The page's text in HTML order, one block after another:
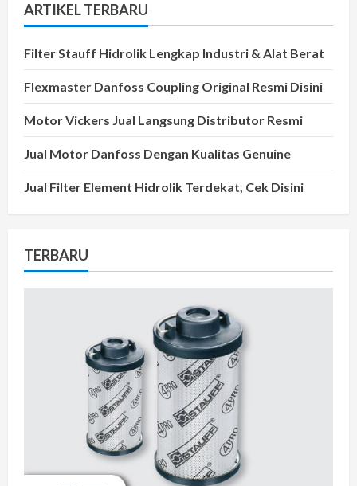
ARTIKEL TERBARU
Filter Stauff Hidrolik Lengkap Industri & Alat Berat
Flexmaster Danfoss Coupling Original Resmi Disini
Motor Vickers Jual Langsung Distributor Resmi
Jual Motor Danfoss Dengan Kualitas Genuine
Jual Filter Element Hidrolik Terdekat, Cek Disini
TERBARU